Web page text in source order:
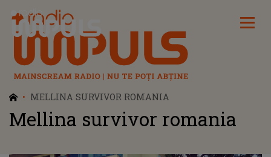
Radio Impuls
MELLINA SURVIVOR ROMANIA
Mellina survivor romania